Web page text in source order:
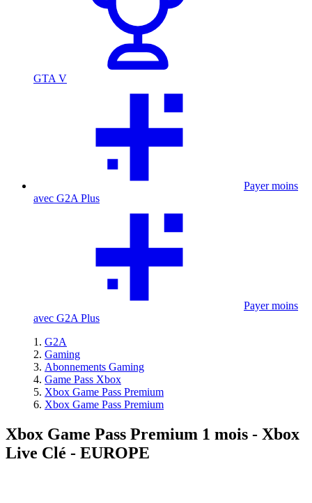
GTA V
Payer moins
avec G2A Plus
Payer moins
avec G2A Plus
G2A
Gaming
Abonnements Gaming
Game Pass Xbox
Xbox Game Pass Premium
Xbox Game Pass Premium
Xbox Game Pass Premium 1 mois - Xbox
Live Clé - EUROPE